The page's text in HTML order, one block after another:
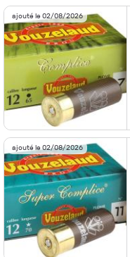
ajouté le 02/08/2026
ajouté le 02/08/2026